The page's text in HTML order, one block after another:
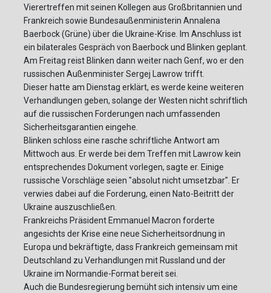
Vierertreffen mit seinen Kollegen aus Großbritannien und
Frankreich sowie Bundesaußenministerin Annalena
Baerbock (Grüne) über die Ukraine-Krise. Im Anschluss ist
ein bilaterales Gespräch von Baerbock und Blinken geplant.
Am Freitag reist Blinken dann weiter nach Genf, wo er den
russischen Außenminister Sergej Lawrow trifft.
Dieser hatte am Dienstag erklärt, es werde keine weiteren
Verhandlungen geben, solange der Westen nicht schriftlich
auf die russischen Forderungen nach umfassenden
Sicherheitsgarantien eingehe.
Blinken schloss eine rasche schriftliche Antwort am
Mittwoch aus. Er werde bei dem Treffen mit Lawrow kein
entsprechendes Dokument vorlegen, sagte er. Einige
russische Vorschläge seien "absolut nicht umsetzbar". Er
verwies dabei auf die Forderung, einen Nato-Beitritt der
Ukraine auszuschließen.
Frankreichs Präsident Emmanuel Macron forderte
angesichts der Krise eine neue Sicherheitsordnung in
Europa und bekräftigte, dass Frankreich gemeinsam mit
Deutschland zu Verhandlungen mit Russland und der
Ukraine im Normandie-Format bereit sei.
Auch die Bundesregierung bemüht sich intensiv um eine